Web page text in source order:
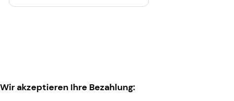
Wir akzeptieren Ihre Bezahlung: